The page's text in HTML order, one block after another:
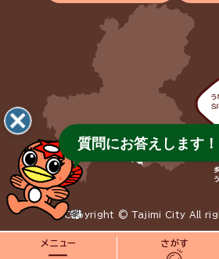
メニュー さがす
Copyright © Tajimi City All
質問にお答えします！